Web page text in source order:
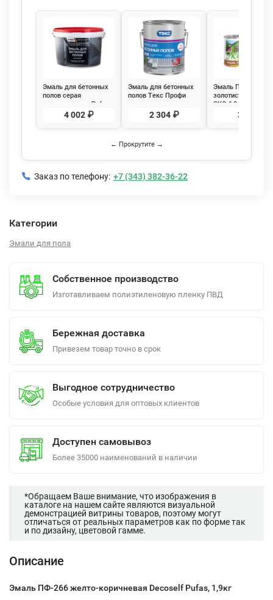
Эмаль для бетонных
полов серая
полуглянцевая Pufas,
4 002 ₽
Эмаль для бетонных
полов Текс Профи
глянцевая 2,7 л
2 304 ₽
Эмаль ПФ-266
золотисто-
ЭКО 1,8кг
365 ₽
← Прокрутите →
Заказ по телефону: +7 (343) 382-36-22
Категории
Эмали для пола
Собственное производство
Изготавливаем полиэтиленовую пленку ПВД
Бережная доставка
Привезем товар точно в срок
Выгодное сотрудничество
Особые условия для оптовых клиентов
Доступен самовывоз
Более 35000 наименований в наличии
*Обращаем Ваше внимание, что изображения в
каталоге на нашем сайте являются визуальной
демонстрацией витрины товаров, поэтому могут
отличаться от реальных параметров как по форме так
и по дизайну, цветовой гамме.
Описание
Эмаль ПФ-266 желто-коричневая Decoself Pufas, 1,9кг